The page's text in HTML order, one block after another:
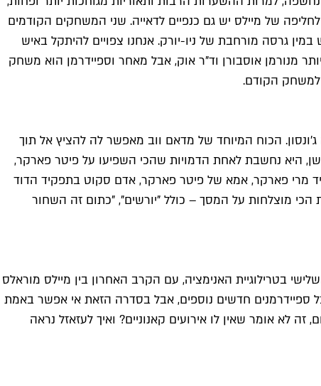
של מיילס יש גם כנפיים לדאייה. שני המשחקים הקודמים
גרסה מורחבת של ניו-יורק. אנחנו צפויים להיתקל באיש
מנורמן אוסבורן וד"ר אוק, אבל מאחר וספיידרמן הוא משחק
הכוח המיוחד של מדאם ווב מאפשר לה להציץ אל תוך
היא נחשבת לאחת הדמויות שהכי השפיעו על פיטר פארקר,
מרי פארקר, אמא של פיטר פארקר, אדם סקוט בתפקיד הדוד
הכי מוצלחות על המסך – כולל "יורשים", "כתום זה השחור
הסרט השני בסדרת הספיידרוורס, וכבר במרץ 2024 אמור להופיע הסרט השלישי בטרילוגיית האנימציה, עם הקרב האחרון בין מיילס מוראלס
ספיידרמנים חדשים נוספים, אבל בסדרה הזאת אי אפשר באמת
לא אומר שאין לו אירועים קאנוניים? ואיך לעזאזל נראה